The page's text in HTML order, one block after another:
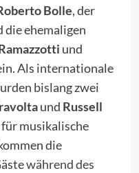
Bolle, der
die ehemaligen
und
Als internationale
bislang zwei
und Russell
musikalische
die
während des